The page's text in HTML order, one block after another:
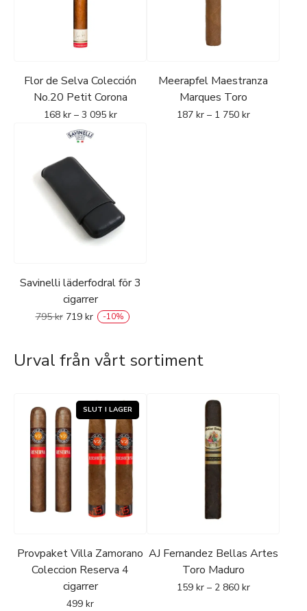
Flor de Selva Colección
No.20 Petit Corona
168 kr – 3 095 kr
Meerapfel Maestranza
Marques Toro
187 kr – 1 750 kr
Savinelli läderfodral för 3
cigarrer
795kr 719 kr -10%
Urval från vårt sortiment
Provpaket Villa Zamorano
Coleccion Reserva 4
cigarrer
499 kr
AJ Fernandez Bellas Artes
Toro Maduro
159 kr – 2 860 kr